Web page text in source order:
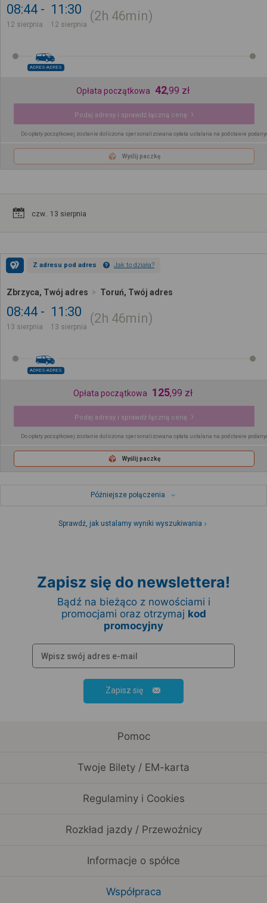
08:44
12 sierpnia
11:30
12 sierpnia
2h 46min
ADRES-ADRES
Opłata początkowa 42,99 zł
Podaj adresy i sprawdź łączną cenę
Do opłaty początkowej zostanie doliczona spersonalizowana opłata ustalana na podstawie
Wyślij paczkę
czw.. 13 sierpnia
Z adresu pod adres Jak to działa?
Zbrzyca, Twój adres Toruń, Twój adres
08:44
13 sierpnia
11:30
13 sierpnia
2h 46min
ADRES-ADRES
Opłata początkowa 125,99 zł
Podaj adresy i sprawdź łączną cenę
Do opłaty początkowej zostanie doliczona spersonalizowana opłata ustalana na podstawie
Wyślij paczkę
Późniejsze połączenia
Sprawdź, jak ustalamy wyniki wyszukiwania
Zapisz się do newslettera!
Bądź na bieżąco z nowościami i
promocjami oraz otrzymaj kod
promocyjny
Zapisz się
Pomoc
Twoje Bilety / EM-karta
Regulaminy i Cookies
Rozkład jazdy / Przewoźnicy
Informacje o spółce
Współpraca